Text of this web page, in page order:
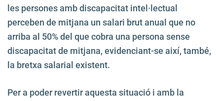
les persones amb discapacitat intel·lectual
perceben de mitjana un salari brut anual que no
arriba al 50% del que cobra una persona sense
discapacitat de mitjana, evidenciant-se així, també,
la bretxa salarial existent.
Per a poder revertir aquesta situació i amb la